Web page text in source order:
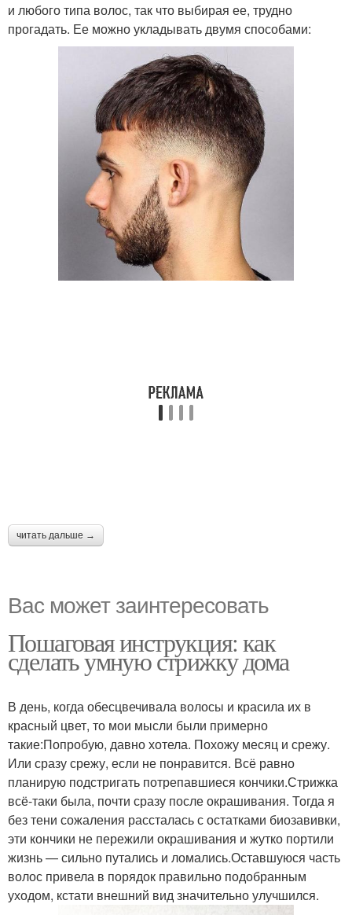
и любого типа волос, так что выбирая ее, трудно
прогадать. Ее можно укладывать двумя способами:
читать дальше →
Вас может заинтересовать
Пошаговая инструкция: как
сделать умную стрижку дома
В день, когда обесцвечивала волосы и красила их в
красный цвет, то мои мысли были примерно
такие:Попробую, давно хотела. Похожу месяц и срежу.
Или сразу срежу, если не понравится. Всё равно
планирую подстригать потрепавшиеся кончики.Стрижка
всё-таки была, почти сразу после окрашивания. Тогда я
без тени сожаления рассталась с остатками биозавивки,
эти кончики не пережили окрашивания и жутко портили
жизнь — сильно путались и ломались.Оставшуюся часть
волос привела в порядок правильно подобранным
уходом, кстати внешний вид значительно улучшился.